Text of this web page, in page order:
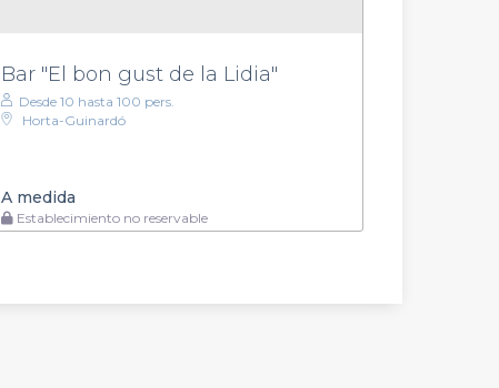
Bar "El bon gust de la Lidia"
Desde 10 hasta 100 pers.
Horta-Guinardó
A medida
Establecimiento no reservable